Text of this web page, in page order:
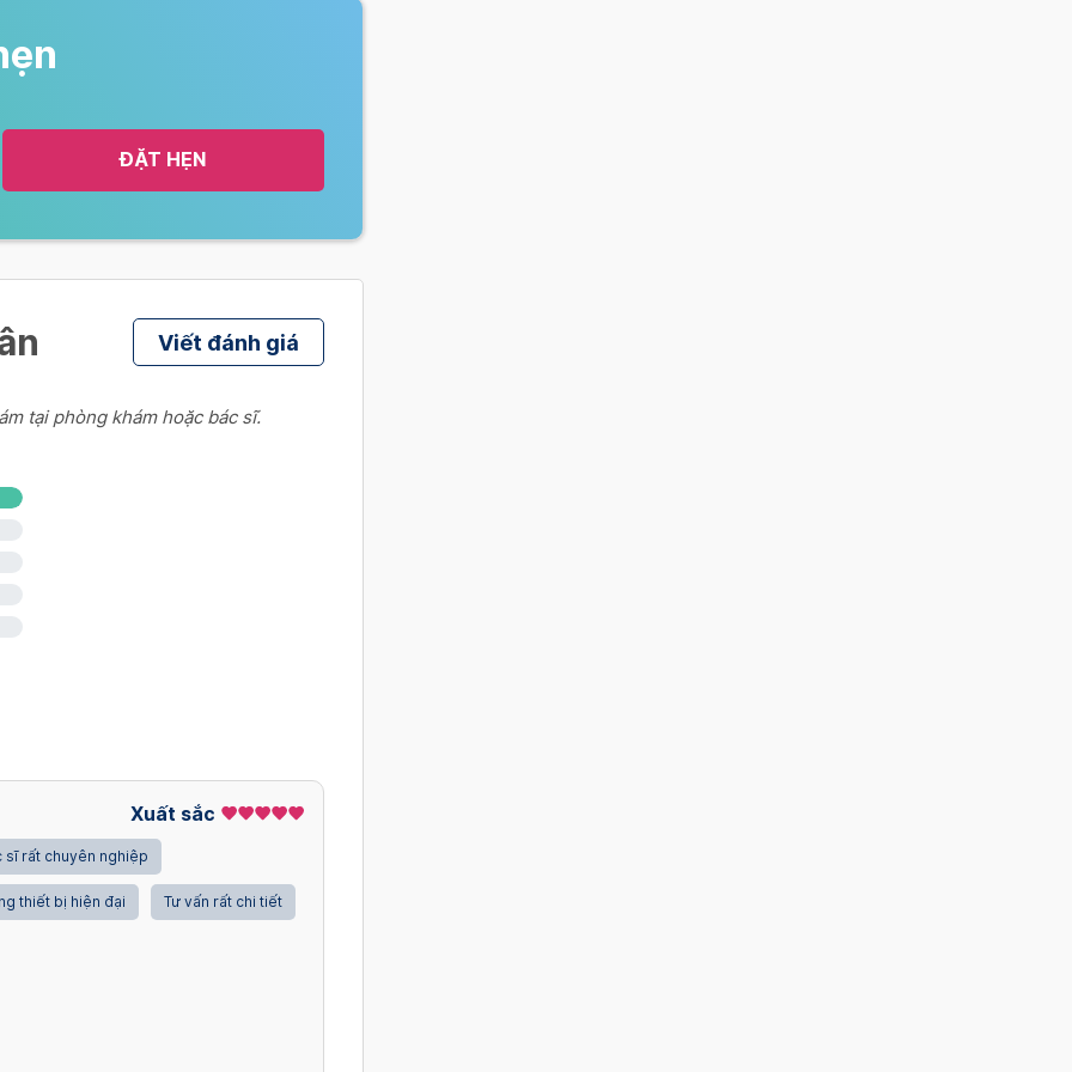
tuần mổ cũ 1 lần
6 tuần không mổ cũ
ĐẶT HẸN
Viết đánh giá
tại phòng khám hoặc bác sĩ.
Xuất sắc
sĩ rất chuyên nghiệp
thiết bị hiện đại Tư vấn rất chi tiết